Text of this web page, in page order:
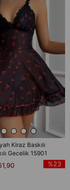
Kiraz Baskılı
Gecelik 15901
%23